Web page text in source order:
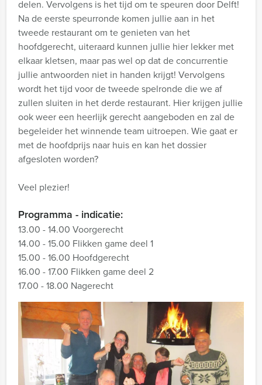
delen. Vervolgens is het tijd om te speuren door Delft!
Na de eerste speurronde komen jullie aan in het
tweede restaurant om te genieten van het
hoofdgerecht, uiteraard kunnen jullie hier lekker met
elkaar kletsen, maar pas wel op dat de concurrentie
jullie antwoorden niet in handen krijgt! Vervolgens
wordt het tijd voor de tweede spelronde die we af
zullen sluiten in het derde restaurant. Hier krijgen jullie
ook weer een heerlijk gerecht aangeboden en zal de
begeleider het winnende team uitroepen. Wie gaat er
met de hoofdprijs naar huis en kan het dossier
afgesloten worden?
Veel plezier!
Programma - indicatie:
13.00 - 14.00 Voorgerecht
14.00 - 15.00 Flikken game deel 1
15.00 - 16.00 Hoofdgerecht
16.00 - 17.00 Flikken game deel 2
17.00 - 18.00 Nagerecht